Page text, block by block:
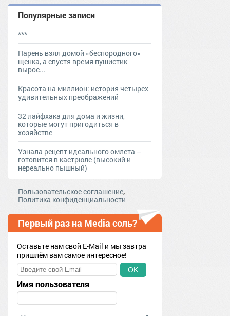
Популярные записи
***
Парень взял домой «беспородного»
щенка, а спустя время пушистик
вырос...
Красота на миллион: история четырех
удивительных преображений
32 лайфхака для дома и жизни,
которые могут пригодиться в
хозяйстве
Узнала рецепт идеального омлета –
готовится в кастрюле (высокий и
нереально пышный)
Пользовательское соглашение,
Политика конфиденциальности
Первый раз на Media соль?
Оставьте нам свой E-Mail и мы завтра
пришлём вам самое интересное!
OK
Имя пользователя